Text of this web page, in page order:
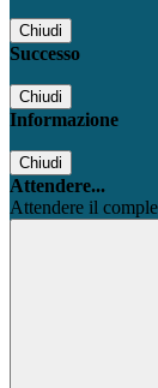
Chiudi
Successo
Chiudi
Informazione
Chiudi
Attendere...
Attendere il